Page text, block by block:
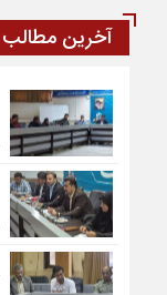
آخرین مطالب